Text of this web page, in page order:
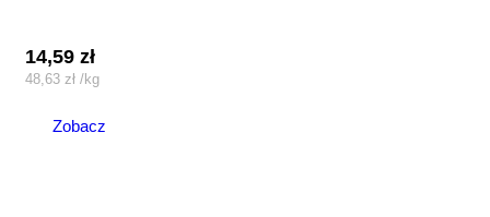
14,59zł
48,63zł /kg
Zobacz